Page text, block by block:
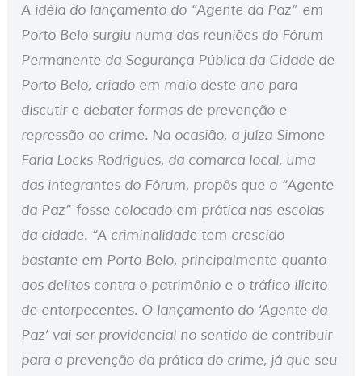
A idéia do lançamento do “Agente da Paz” em
Porto Belo surgiu numa das reuniões do Fórum
Permanente da Segurança Pública da Cidade de
Porto Belo, criado em maio deste ano para
discutir e debater formas de prevenção e
repressão ao crime. Na ocasião, a juíza Simone
Faria Locks Rodrigues, da comarca local, uma
das integrantes do Fórum, propôs que o “Agente
da Paz” fosse colocado em prática nas escolas
da cidade. “A criminalidade tem crescido
bastante em Porto Belo, principalmente quanto
aos delitos contra o patrimônio e o tráfico ilícito
de entorpecentes. O lançamento do ‘Agente da
Paz’ vai ser providencial no sentido de contribuir
para a prevenção da prática do crime, já que seu